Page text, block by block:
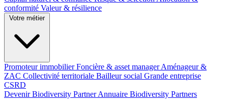
conformité Valeur & résilience
Votre métier
Promoteur immobilierFoncière & asset managerAménageur &
ZAC Collectivité territoriale Bailleur social Grande entreprise
CSRD
Devenir Biodiversity PartnerAnnuaire Biodiversity Partners